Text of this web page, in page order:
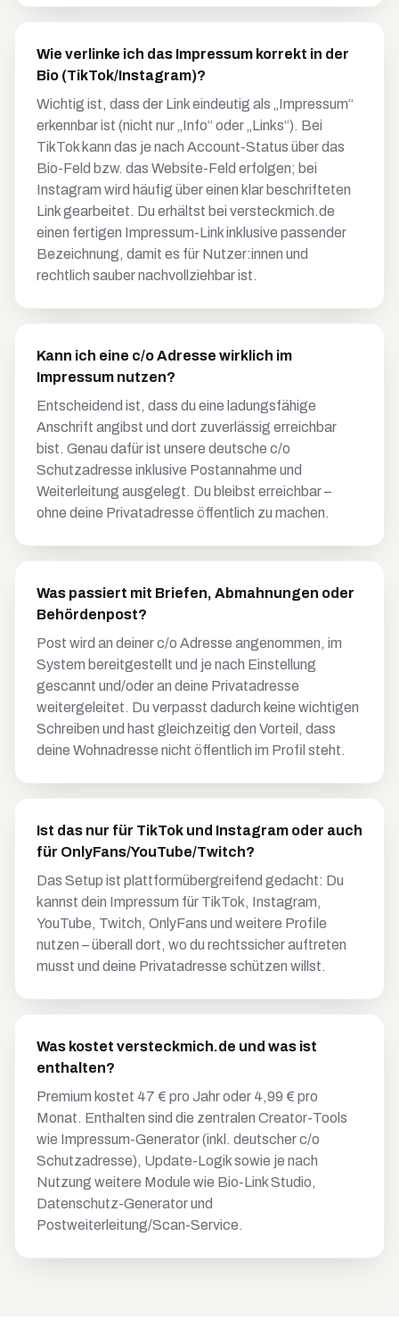
Wie verlinke ich das Impressum korrekt in der
Bio (TikTok/Instagram)?
Wichtig ist, dass der Link eindeutig als „Impressum“
erkennbar ist (nicht nur „Info“ oder „Links“). Bei
TikTok kann das je nach Account-Status über das
Bio-Feld bzw. das Website-Feld erfolgen; bei
Instagram wird häufig über einen klar beschrifteten
Link gearbeitet. Du erhältst bei versteckmich.de
einen fertigen Impressum-Link inklusive passender
Bezeichnung, damit es für Nutzer:innen und
rechtlich sauber nachvollziehbar ist.
Kann ich eine c/o Adresse wirklich im
Impressum nutzen?
Entscheidend ist, dass du eine ladungsfähige
Anschrift angibst und dort zuverlässig erreichbar
bist. Genau dafür ist unsere deutsche c/o
Schutzadresse inklusive Postannahme und
Weiterleitung ausgelegt. Du bleibst erreichbar –
ohne deine Privatadresse öffentlich zu machen.
Was passiert mit Briefen, Abmahnungen oder
Behördenpost?
Post wird an deiner c/o Adresse angenommen, im
System bereitgestellt und je nach Einstellung
gescannt und/oder an deine Privatadresse
weitergeleitet. Du verpasst dadurch keine wichtigen
Schreiben und hast gleichzeitig den Vorteil, dass
deine Wohnadresse nicht öffentlich im Profil steht.
Ist das nur für TikTok und Instagram oder auch
für OnlyFans/YouTube/Twitch?
Das Setup ist plattformübergreifend gedacht: Du
kannst dein Impressum für TikTok, Instagram,
YouTube, Twitch, OnlyFans und weitere Profile
nutzen – überall dort, wo du rechtssicher auftreten
musst und deine Privatadresse schützen willst.
Was kostet versteckmich.de und was ist
enthalten?
Premium kostet 47 € pro Jahr oder 4,99 € pro
Monat. Enthalten sind die zentralen Creator-Tools
wie Impressum-Generator (inkl. deutscher c/o
Schutzadresse), Update-Logik sowie je nach
Nutzung weitere Module wie Bio-Link Studio,
Datenschutz-Generator und
Postweiterleitung/Scan-Service.